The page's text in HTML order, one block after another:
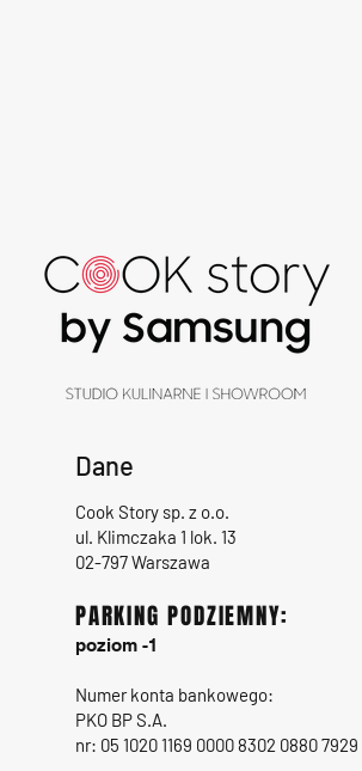
Dane
Cook Story sp. z o.o.
ul. Klimczaka 1 lok. 13
02-797 Warszawa
PARKING PODZIEMNY:
poziom -1
Numer konta bankowego:
PKO BP S.A.
nr: 05 1020 1169 0000 8302 0880 7929